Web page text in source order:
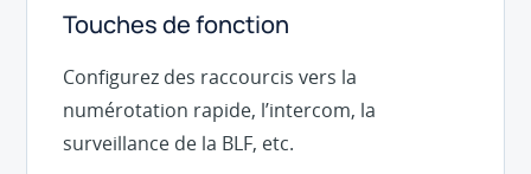
Touches de fonction
Configurez des raccourcis vers la
numérotation rapide, l’intercom, la
surveillance de la BLF, etc.